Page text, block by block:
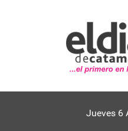
Jueves 6